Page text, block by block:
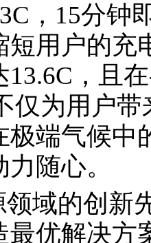
，15分钟
短用户的充
13.6C，且
仅为用户
极端气候中
随心。
域的创新
最优解决方